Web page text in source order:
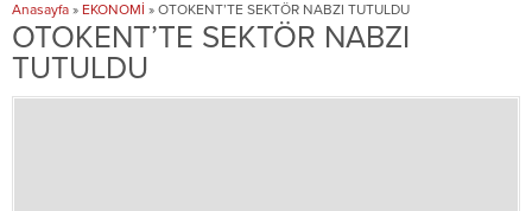
Anasayfa » EKONOMİ » OTOKENT’TE SEKTÖR NABZI TUTULDU
OTOKENT’TE SEKTÖR NABZI
TUTULDU